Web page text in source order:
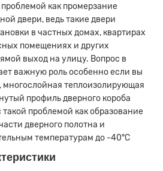
как промерзание
двери, ведь такие двери
в частных домах, квартирах
помещениях и других
выход на улицу. Вопрос в
важную роль особенно если вы
многослойная теплоизолирующая
профиль дверного короба
такой проблемой как образование
дверного полотна и
температурам до -40°С